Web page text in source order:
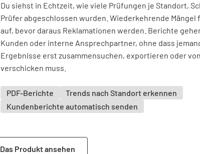
Du siehst in Echtzeit, wie viele Prüfungen je Standort,
Prüfer abgeschlossen wurden. Wiederkehrende Mängel
auf, bevor daraus Reklamationen werden. Berichte
Kunden oder interne Ansprechpartner, ohne dass
Ergebnisse erst zusammensuchen, exportieren oder
verschicken muss.
PDF-Berichte
Trends nach Standort erkennen
Kundenberichte automatisch senden
Das Produkt ansehen